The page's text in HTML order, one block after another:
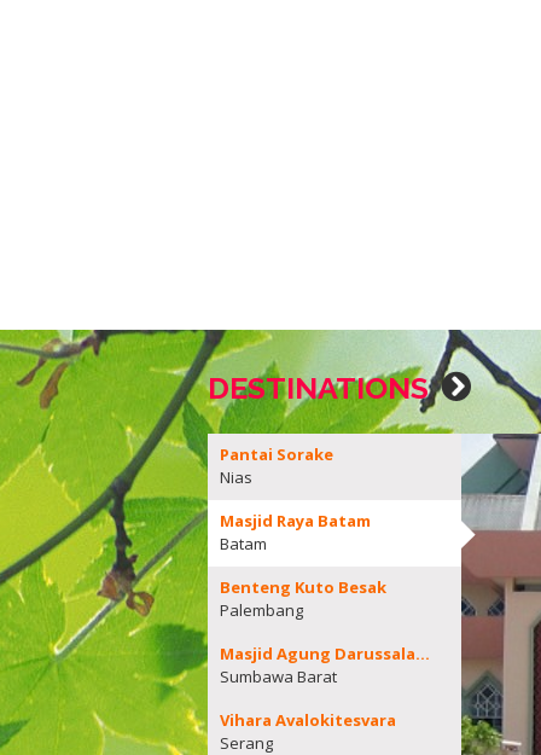
DESTINATIONS
Pantai Sorake
Nias
Masjid Raya Batam
Batam
Benteng Kuto Besak
Palembang
Masjid Agung Darussalam Sumbawa Barat
Sumbawa Barat
Vihara Avalokitesvara
Serang